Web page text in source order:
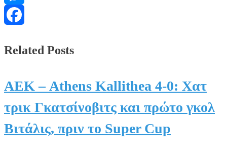
Messenger
Related Posts
ΑΕΚ – Athens Kallithea 4-0: Χατ
τρικ Γκατσίνοβιτς και πρώτο γκολ
Βιτάλις, πριν το Super Cup